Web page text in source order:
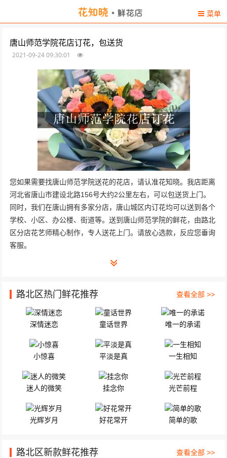
菜单
唐山师范学院花店订花，包送货
2021-09-24 09:30:01
您如果需要找唐山师范学院送花的花店，请认准花知晓。我店距离
河北省唐山市建设北路156号大约2公里左右，可以包送货上门。
同时，我们在唐山拥有多家分店，唐山城区内订花均可以送到各个
学校、小区、办公楼、街道等。送到唐山师范学院的鲜花，由路北
区分店花艺师精心制作，专人送花上门。请放心选款，反应您垂询
客服。
路北区热门鲜花推荐 查看全部 >>
深情迷恋 童话世界 唯一的承诺
小惊喜 平淡是真 一生相知
迷人的微笑 挂念你 光芒前程
光辉岁月 好花常开 简单的歌
路北区新款鲜花推荐 查看全部 >>